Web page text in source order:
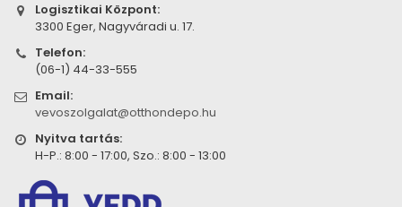
Logisztikai Központ:
3300 Eger, Nagyváradi u. 17.
Telefon:
(06-1) 44-33-555
Email:
vevoszolgalat@otthondepo.hu
Nyitva tartás:
H-P.: 8:00 - 17:00, Szo.: 8:00 - 13:00